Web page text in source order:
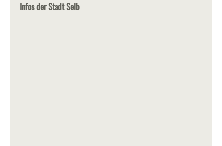
Infos der Stadt Selb